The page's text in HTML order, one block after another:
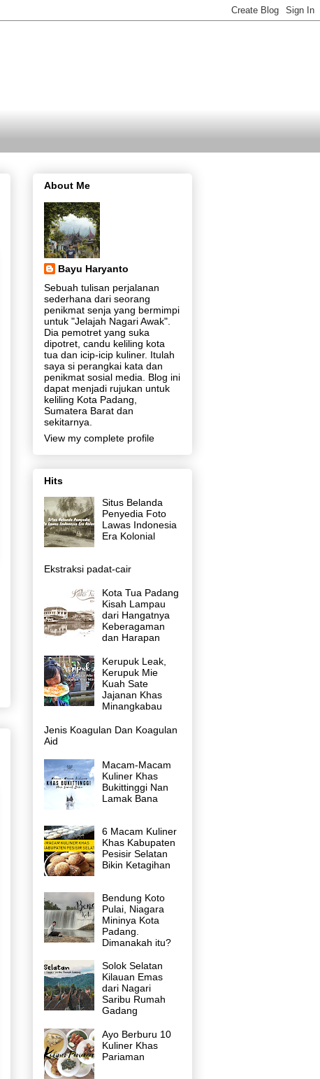
About Me
Bayu Haryanto
Sebuah tulisan perjalanan
sederhana dari seorang
penikmat senja yang bermimpi
untuk "Jelajah Nagari Awak".
Dia pemotret yang suka
dipotret, candu keliling kota
tua dan icip-icip kuliner. Itulah
saya si perangkai kata dan
penikmat sosial media. Blog ini
dapat menjadi rujukan untuk
keliling Kota Padang,
Sumatera Barat dan
sekitarnya.
View my complete profile
Hits
Situs Belanda
Penyedia Foto
Lawas Indonesia
Era Kolonial
Ekstraksi padat-cair
Kota Tua Padang
Kisah Lampau
dari Hangatnya
Keberagaman
dan Harapan
Kerupuk Leak,
Kerupuk Mie
Kuah Sate
Jajanan Khas
Minangkabau
Jenis Koagulan Dan Koagulan
Aid
Macam-Macam
Kuliner Khas
Bukittinggi Nan
Lamak Bana
6 Macam Kuliner
Khas Kabupaten
Pesisir Selatan
Bikin Ketagihan
Bendung Koto
Pulai, Niagara
Mininya Kota
Padang.
Dimanakah itu?
Solok Selatan
Kilauan Emas
dari Nagari
Saribu Rumah
Gadang
Ayo Berburu 10
Kuliner Khas
Pariaman